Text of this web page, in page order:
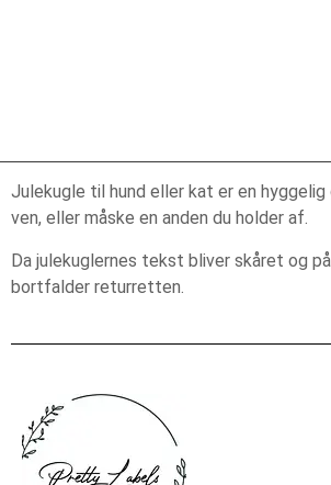
Julekugle til hund eller kat er en
ven, eller måske en anden du holder af.
Da julekuglernes tekst bliver skåret og
bortfalder returretten.